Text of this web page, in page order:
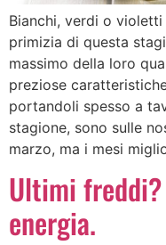
Bianchi, verdi o
primizia di questa
massimo della loro
preziose
portandoli spesso a
stagione, sono sulle
marzo, ma i mesi
Ultimi
energia.